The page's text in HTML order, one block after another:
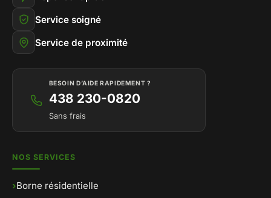
Service soigné
Service de proximité
BESOIN D’AIDE RAPIDEMENT ?
438 230-0820
Sans frais
NOS SERVICES
›Borne résidentielle